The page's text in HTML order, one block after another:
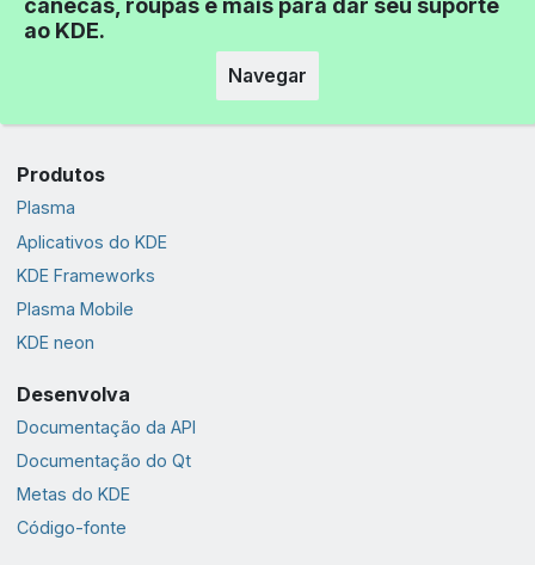
ao KDE.
Navegar
Produtos
Plasma
Aplicativos do KDE
KDE Frameworks
Plasma Mobile
KDE neon
Desenvolva
Documentação da API
Documentação do Qt
Metas do KDE
Código-fonte